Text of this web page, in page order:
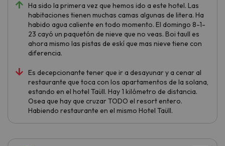
Ha sido la primera vez que hemos ido a este hotel. Las
habitaciones tienen muchas camas algunas de litera. Ha
habido agua caliente en todo momento. El domingo 8-1-
23 cayó un paquetón de nieve que no veas. Boi taull es
ahora mismo las pistas de eskí que mas nieve tiene con
diferencia.
Es decepcionante tener que ir a desayunar y a cenar al
restaurante que toca con los apartamentos de la solana,
estando en el hotel Taüll. Hay 1 kilómetro de distancia.
Osea que hay que cruzar TODO el resort entero.
Habiendo restaurante en el mismo Hotel Taüll.